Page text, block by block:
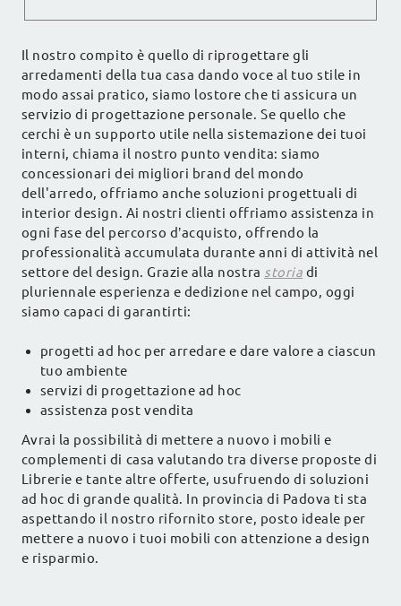
Il nostro compito è quello di riprogettare gli
arredamenti della tua casa dando voce al tuo stile in
modo assai pratico, siamo lostore che ti assicura un
servizio di progettazione personale. Se quello che
cerchi è un supporto utile nella sistemazione dei tuoi
interni, chiama il nostro punto vendita: siamo
concessionari dei migliori brand del mondo
dell'arredo, offriamo anche soluzioni progettuali di
interior design. Ai nostri clienti offriamo assistenza in
ogni fase del percorso d’acquisto, offrendo la
professionalità accumulata durante anni di attività nel
settore del design. Grazie alla nostra storia di
pluriennale esperienza e dedizione nel campo, oggi
siamo capaci di garantirti:
progetti ad hoc per arredare e dare valore a ciascun
tuo ambiente
servizi di progettazione ad hoc
assistenza post vendita
Avrai la possibilità di mettere a nuovo i mobili e
complementi di casa valutando tra diverse proposte di
Librerie e tante altre offerte, usufruendo di soluzioni
ad hoc di grande qualità. In provincia di Padova ti sta
aspettando il nostro rifornito store, posto ideale per
mettere a nuovo i tuoi mobili con attenzione a design
e risparmio.